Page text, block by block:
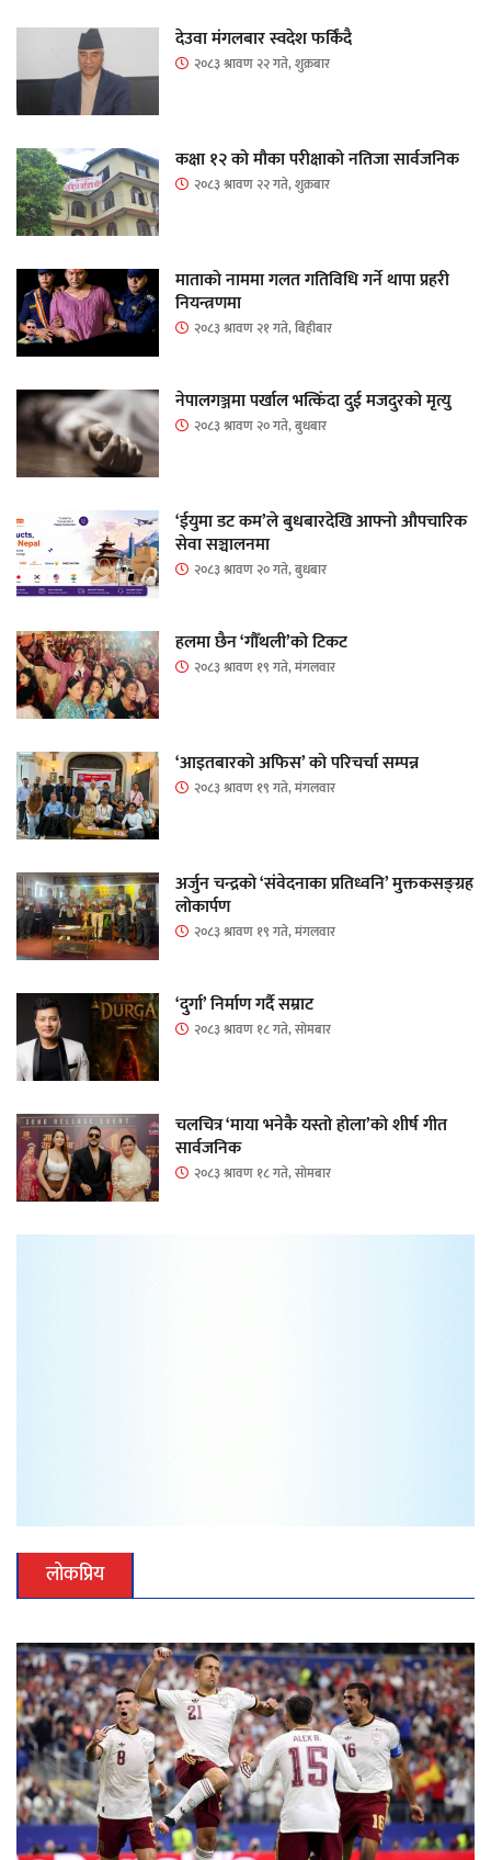
देउवा मंगलबार स्वदेश फर्किंदै
२०८३ श्रावण २२ गते, शुक्रबार
कक्षा १२ को मौका परीक्षाको नतिजा सार्वजनिक
२०८३ श्रावण २२ गते, शुक्रबार
माताकाे नाममा गलत गतिविधि गर्ने थापा प्रहरी
नियन्त्रणमा
२०८३ श्रावण २१ गते, बिहीबार
नेपालगञ्जमा पर्खाल भत्किँदा दुई मजदुरको मृत्यु
२०८३ श्रावण २० गते, बुधबार
‘ईयुमा डट कम’ले बुधबारदेखि आफ्नो औपचारिक
सेवा सञ्चालनमा
२०८३ श्रावण २० गते, बुधबार
हलमा छैन ‘गौँथली’को टिकट
२०८३ श्रावण १९ गते, मंगलवार
‘आइतबारको अफिस’ को परिचर्चा सम्पन्न
२०८३ श्रावण १९ गते, मंगलवार
अर्जुन चन्द्रको ‘संवेदनाका प्रतिध्वनि’ मुक्तकसङ्ग्रह
लोकार्पण
२०८३ श्रावण १९ गते, मंगलवार
‘दुर्गा’ निर्माण गर्दै सम्राट
२०८३ श्रावण १८ गते, सोमबार
चलचित्र ‘माया भनेकै यस्तो होला’को शीर्ष गीत
सार्वजनिक
२०८३ श्रावण १८ गते, सोमबार
लोकप्रिय